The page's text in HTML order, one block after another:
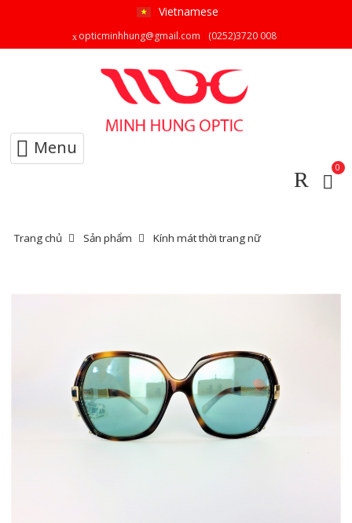
Vietnamese
opticminhhung@gmail.com (0252)3720 008
Menu
0
Trang chủ Sản phẩm Kính mát thời trang nữ